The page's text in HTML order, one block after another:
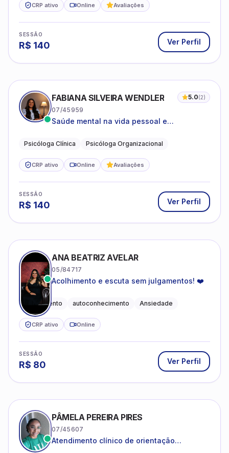
CRP ativo Online Avaliações
SESSÃO
R$ 140 Ver Perfil
FABIANA SILVEIRA WENDLER 5.0(2)
07/45959
Saúde mental na vida pessoal e
Psicóloga Clínica Psicóloga Organizacional
CRP ativo Online Avaliações
SESSÃO
R$ 140 Ver Perfil
ANA BEATRIZ AVELAR
05/84717
Acolhimento e escuta sem julgamentos! ❤️
Acolhimento autoconhecimento Ansiedade
CRP ativo Online
SESSÃO
R$ 80 Ver Perfil
PÂMELA PEREIRA PIRES
07/45607
Atendimento clínico de orientação